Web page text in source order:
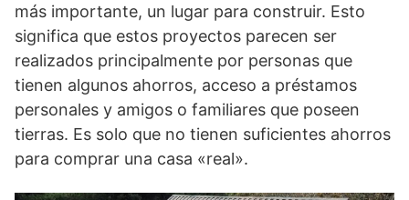
más importante, un lugar para construir. Esto
significa que estos proyectos parecen ser
realizados principalmente por personas que
tienen algunos ahorros, acceso a préstamos
personales y amigos o familiares que poseen
tierras. Es solo que no tienen suficientes ahorros
para comprar una casa «real».